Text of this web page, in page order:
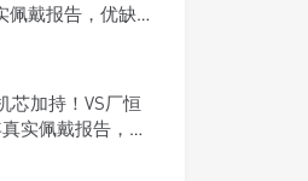
佩戴报告，优缺点
芯加持！VS厂恒
实佩戴报告，优